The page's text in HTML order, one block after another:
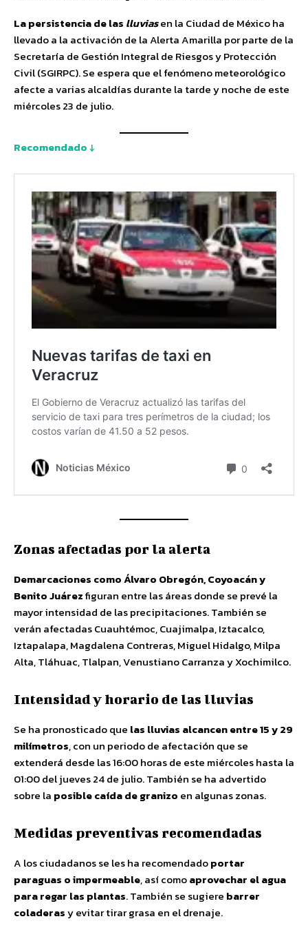
La persistencia de las lluviasen la Ciudad de México ha
llevado a la activación de la Alerta Amarilla por parte de la
Secretaría de Gestión Integral de Riesgos y Protección
Civil (SGIRPC). Se espera que el fenómeno meteorológico
afecte a varias alcaldías durante la tarde y noche de este
miércoles 23 de julio.
Recomendado ↓
Zonas afectadas por la alerta
Demarcaciones como Álvaro Obregón, Coyoacán y
Benito Juárezfiguran entre las áreas donde se prevé la
mayor intensidad de las precipitaciones. También se
verán afectadas Cuauhtémoc, Cuajimalpa, Iztacalco,
Iztapalapa, Magdalena Contreras, Miguel Hidalgo, Milpa
Alta, Tláhuac, Tlalpan, Venustiano Carranza y Xochimilco.
Intensidad y horario de las lluvias
Se ha pronosticado que las lluvias alcancen entre 15 y 29
milímetros, con un periodo de afectación que se
extenderá desde las 16:00 horas de este miércoles hasta la
01:00 del jueves 24 de julio. También se ha advertido
sobre la posible caída de granizo en algunas zonas.
Medidas preventivas recomendadas
A los ciudadanos se les ha recomendadoportar
paraguas o impermeable, así comoaprovechar el agua
para regar las plantas. También se sugiere barrer
coladerasy evitar tirar grasa en el drenaje.